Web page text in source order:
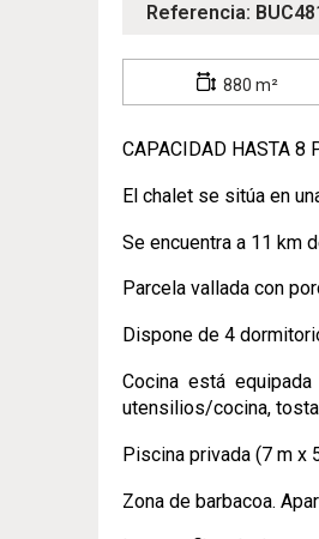
Referencia:
880 m²
CAPACIDAD HASTA 8
El chalet se sitúa en
Se encuentra a 11 km
Parcela vallada con
Dispone de 4
Cocina está equipada
utensilios/cocina,
Piscina privada (7 m x
Zona de barbacoa.